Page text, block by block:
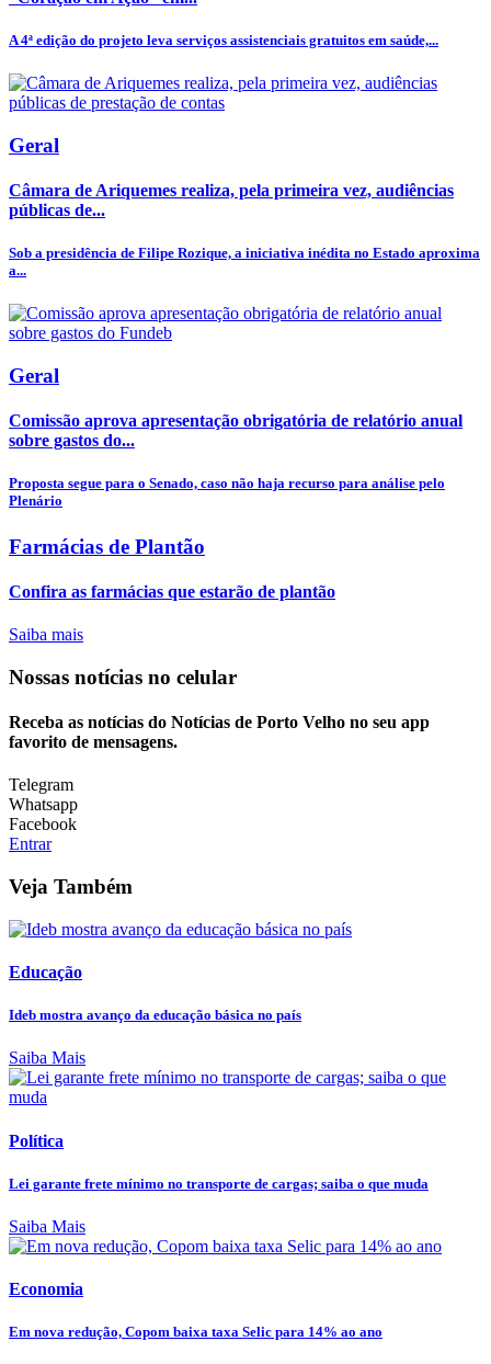
A 4ª edição do projeto leva serviços assistenciais gratuitos em saúde,...
Geral
Câmara de Ariquemes realiza, pela primeira vez, audiências
públicas de...
Sob a presidência de Filipe Rozique, a iniciativa inédita no Estado aproxima
a...
Geral
Comissão aprova apresentação obrigatória de relatório anual
sobre gastos do...
Proposta segue para o Senado, caso não haja recurso para análise pelo
Plenário
Farmácias de Plantão
Confira as farmácias que estarão de plantão
Saiba mais
Nossas notícias no celular
Receba as notícias do Notícias de Porto Velho no seu app
favorito de mensagens.
Telegram
Whatsapp
Facebook
Entrar
Veja Também
Educação
Ideb mostra avanço da educação básica no país
Saiba Mais
Política
Lei garante frete mínimo no transporte de cargas; saiba o que muda
Saiba Mais
Economia
Em nova redução, Copom baixa taxa Selic para 14% ao ano